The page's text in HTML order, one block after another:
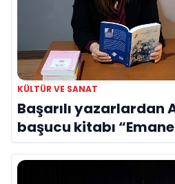
KÜLTÜR VE SANAT
Başarılı yazarlardan
başucu kitabı
yerini aldı